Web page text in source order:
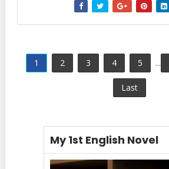
1 2 3 4 5 ...
Last
My 1st English Novel